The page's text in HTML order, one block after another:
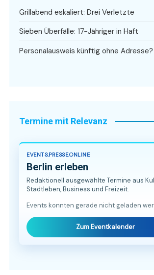
Grillabend eskaliert: Drei Verletzte
Sieben Überfälle: 17-Jähriger in Haft
Personalausweis künftig ohne Adresse?
Termine mit Relevanz
EVENTS.PRESSE.ONLINE
Berlin erleben
Redaktionell ausgewählte Termine aus
Stadtleben, Business und Freizeit.
Events konnten gerade nicht geladen
Zum Eventkalender